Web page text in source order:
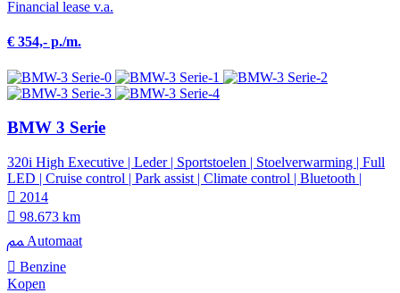
Financial lease v.a.
€ 354,- p./m.
BMW 3 Serie
320i High Executive | Leder | Sportstoelen | Stoelverwarming | Full
LED | Cruise control | Park assist | Climate control | Bluetooth |
2014
98.673 km
Automaat
Benzine
Kopen